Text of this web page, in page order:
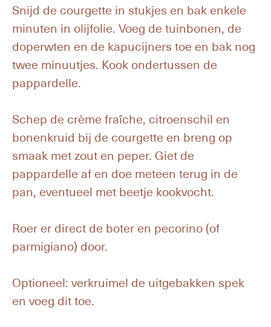
Snijd de courgette in stukjes en bak enkele
minuten in olijfolie. Voeg de tuinbonen, de
doperwten en de kapucijners toe en bak nog
twee minuutjes. Kook ondertussen de
pappardelle.
Schep de crème fraîche, citroenschil en
bonenkruid bij de courgette en breng op
smaak met zout en peper. Giet de
pappardelle af en doe meteen terug in de
pan, eventueel met beetje kookvocht.
Roer er direct de boter en pecorino (of
parmigiano) door.
Optioneel: verkruimel de uitgebakken spek
en voeg dit toe.